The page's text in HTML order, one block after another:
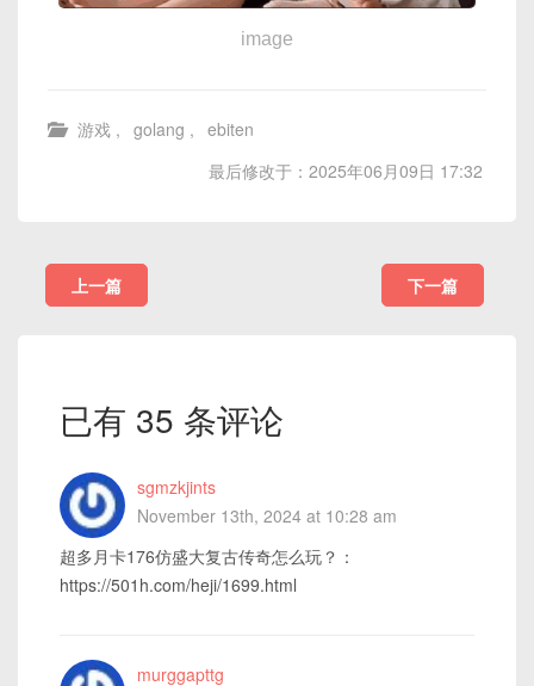
image
游戏 , golang , ebiten
最后修改于：2025年06月09日 17:32
上一篇 下一篇
已有 35 条评论
sgmzkjints
November 13th, 2024 at 10:28 am
超多月卡176仿盛大复古传奇怎么玩？：
https://501h.com/heji/1699.html
murggapttg